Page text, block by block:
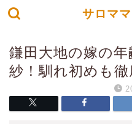
サロマ
鎌田大地の嫁の
紗！馴れ初めも徹